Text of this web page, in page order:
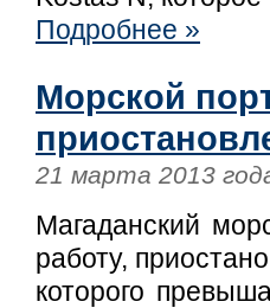
Подробнее »
Морской
21 марта 2013
Магаданский
работу,
которого